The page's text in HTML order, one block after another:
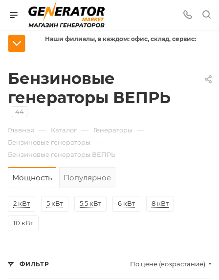
Наши филиалы, в каждом: офис, склад, сервис:
Бензиновые
генераторы ВЕПРЬ
44
Главная — Каталог — Генераторы —
Бензиновые генераторы —
Бензиновые генераторы ВЕПРЬ
Мощность Популярное
2 кВт 5 кВт 5.5 кВт 6 кВт 8 кВт
10 кВт
ФИЛЬТР По цене (возрастание)